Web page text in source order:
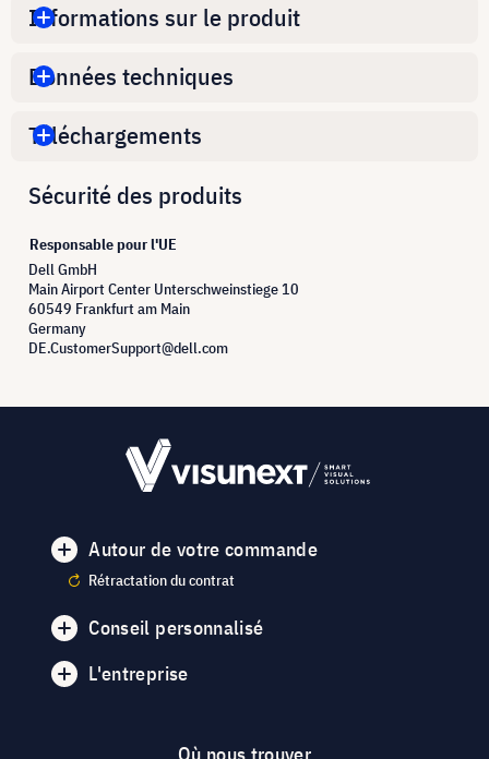
Informations sur le produit
Données techniques
Téléchargements
Sécurité des produits
Responsable pour l'UE
Dell GmbH
Main Airport Center Unterschweinstiege 10
60549 Frankfurt am Main
Germany
DE.CustomerSupport@dell.com
Autour de votre commande
Rétractation du contrat
Conseil personnalisé
L'entreprise
Où nous trouver